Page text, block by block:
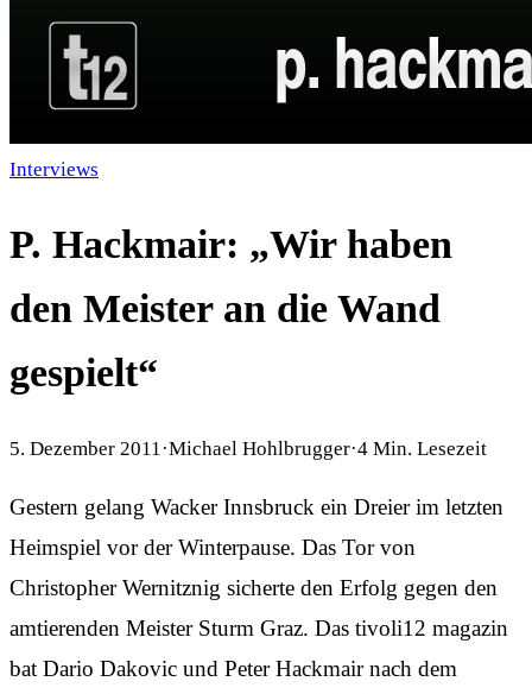
Interviews
P. Hackmair: „Wir haben
den Meister an die Wand
gespielt“
5. Dezember 2011 ·Michael Hohlbrugger·4 Min. Lesezeit
Gestern gelang Wacker Innsbruck ein Dreier im letzten
Heimspiel vor der Winterpause. Das Tor von
Christopher Wernitznig sicherte den Erfolg gegen den
amtierenden Meister Sturm Graz. Das tivoli12 magazin
bat Dario Dakovic und Peter Hackmair nach dem